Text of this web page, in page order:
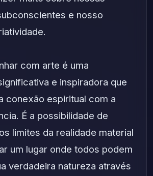
e nosso
com arte é uma
e inspiradora que
conexão espiritual com a
É a possibilidade de
limites da realidade material
um lugar onde todos podem
verdadeira natureza através